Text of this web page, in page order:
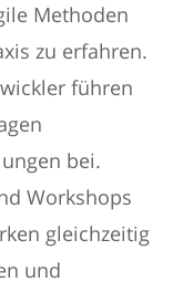
Methoden
zu erfahren.
führen
bei.
Workshops
gleichzeitig
und